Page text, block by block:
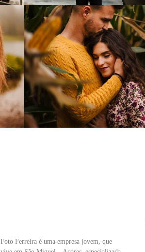
3987 1
Foto Ferreira é uma empresa jovem, que